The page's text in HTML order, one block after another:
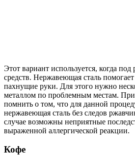
Этот вариант используется, когда под
средств. Нержавеющая сталь
пахнущие руки. Для этого нужно
металлом по проблемным местам.
помнить о том, что для данной
нержавеющая сталь без следов
случае возможны неприятные
выраженной аллергической реакции.
Кофе